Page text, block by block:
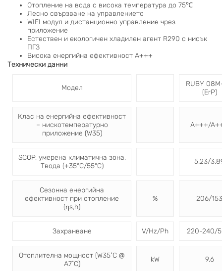
Отопление на вода с висока температура до 75℃
Лесно свързване на управлението
WIFI модул и дистанционно управление чрез
приложение
Естествен и екологичен хладилен агент R290 с нисък
ПГЗ
Висока енергийна ефективност A+++
Технически данни
Модел
RUBY
(ErP)
Клас на енергийна ефективност
– нискотемпературно
приложение (W35)
A+++/
SCOP, умерена климатична зона,
Твода (+35°С/55°С)
5.23/
Сезонна енергийна
ефективност при отопление
(ηs,h)
% 206/153
Захранване V/Hz/Ph 220-240/
Отоплителна мощност (W35˚C @
A7˚C)
kW 9.6